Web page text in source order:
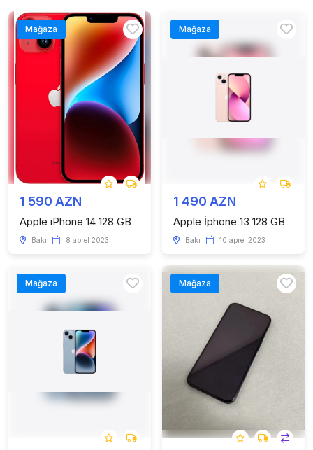
Mağaza
1 590 AZN
Apple iPhone 14 128 GB
Bakı 8 aprel 2023
Mağaza
1 490 AZN
Apple İphone 13 128 GB
Bakı 10 aprel 2023
Mağaza Mağaza